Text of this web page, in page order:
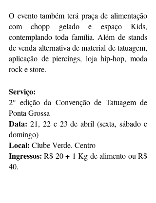
O evento também terá praça de alimentação
com chopp gelado e espaço Kids,
contemplando toda família. Além de stands
de venda alternativa de material de tatuagem,
aplicação de piercings, loja hip-hop, moda
rock e store.
Serviço:
2° edição da Convenção de Tatuagem de
Ponta Grossa
Data: 21, 22 e 23 de abril (sexta, sábado e
domingo)
Local: Clube Verde. Centro
Ingressos: R$ 20 + 1 Kg de alimento ou R$
40.